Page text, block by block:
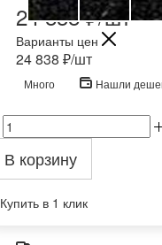
24 838₽/шт
Варианты цен
24 838 ₽/шт
Много Нашли
В корзину
Купить в 1 клик